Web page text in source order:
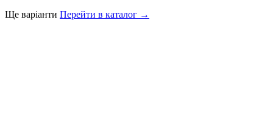
Ще варіанти Перейти в каталог →